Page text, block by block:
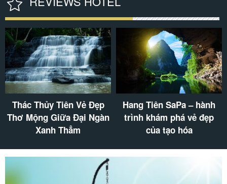
Thác Thủy Tiên Vẻ Đẹp
Thơ Mộng Giữa Đại Ngàn
Xanh Thẳm
Hang Tiên SaPa – hành
trình khám phá vẻ đẹp
của tạo hóa